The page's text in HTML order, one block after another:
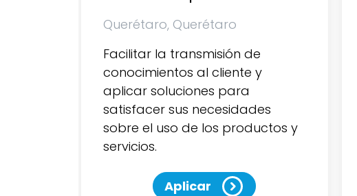
Querétaro, Querétaro
Facilitar la transmisión de
conocimientos al cliente y
aplicar soluciones, con el fin de
satisfacer sus necesidades
sobre el uso de los productos y
servicios
Aplicar